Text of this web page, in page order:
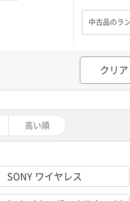
中古品のラ
クリア
高い順
SONY ワイヤレス